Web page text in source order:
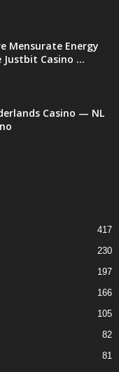
Mensurate Energy
Justbit Casino ...
Casino — NL
417
230
197
166
105
82
81